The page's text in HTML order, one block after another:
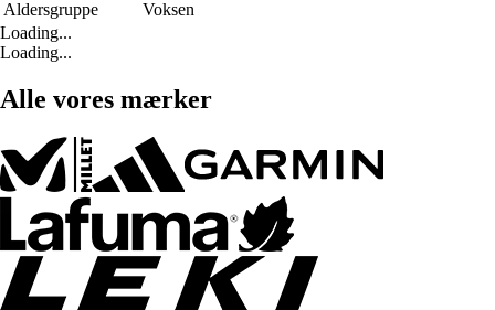
Aldersgruppe
Voksen
Loading...
Loading...
Alle vores mærker